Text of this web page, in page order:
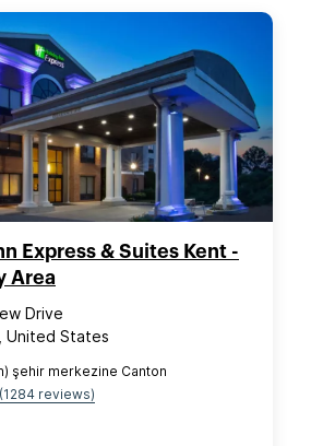
Express & Suites Kent -
Area
Drive
United States
şehir merkezine Canton
(1284 reviews)